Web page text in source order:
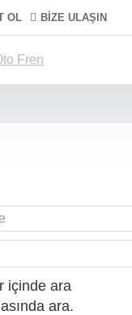
OL BIZE ULAŞIN
içinde ara
ara.